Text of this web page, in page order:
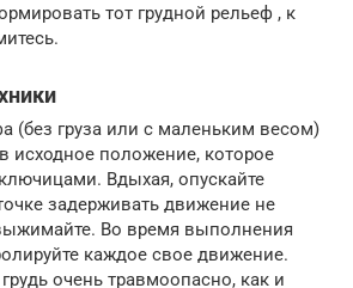
тот грудной рельеф , к
(без груза или с маленьким весом)
исходное положение, которое
Вдыхая, опускайте
задерживать движение не
Во время выполнения
каждое свое движение.
очень травмоопасно, как и